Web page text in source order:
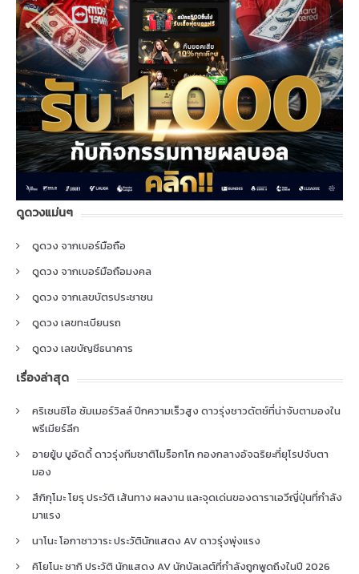
ดูดวงแม่นๆ
ดูดวง จากเบอร์มือถือ
ดูดวง จากเบอร์มือถือมงคล
ดูดวง จากเลขบัตรประชาชน
ดูดวง เลขทะเบียนรถ
ดูดวง เลขบัญชีธนาคาร
เรื่องล่าสุด
คริเซนซิโอ ซัมเมอร์วิลล์ ปีกความเร็วสูง ดาวรุ่งชาวดัตช์ที่น่าจับตามองใน
พรีเมียร์ลีก
อายยู้บ บูอัดดี้ ดาวรุ่งทีมชาติโมร็อกโก กองกลางอัจฉริยะที่ยุโรปจับตา
มอง
สึกิกุโมะ โยรุ ประวัติ เส้นทาง ผลงาน และจุดเด่นของดาราเอวีญี่ปุ่นที่กำลัง
มาแรง
นาโนะ โอกาซาวาระ ประวัตินักแสดง AV ดาวรุ่งพุ่งแรง
คิโยโนะ ซากิ ประวัติ นักแสดง AV นักบัลเลต์ที่กำลังถูกพูดถึงในปี 2026